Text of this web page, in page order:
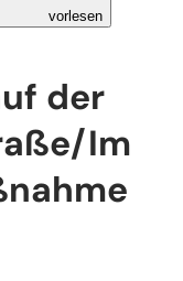
vorlesen
der
Im